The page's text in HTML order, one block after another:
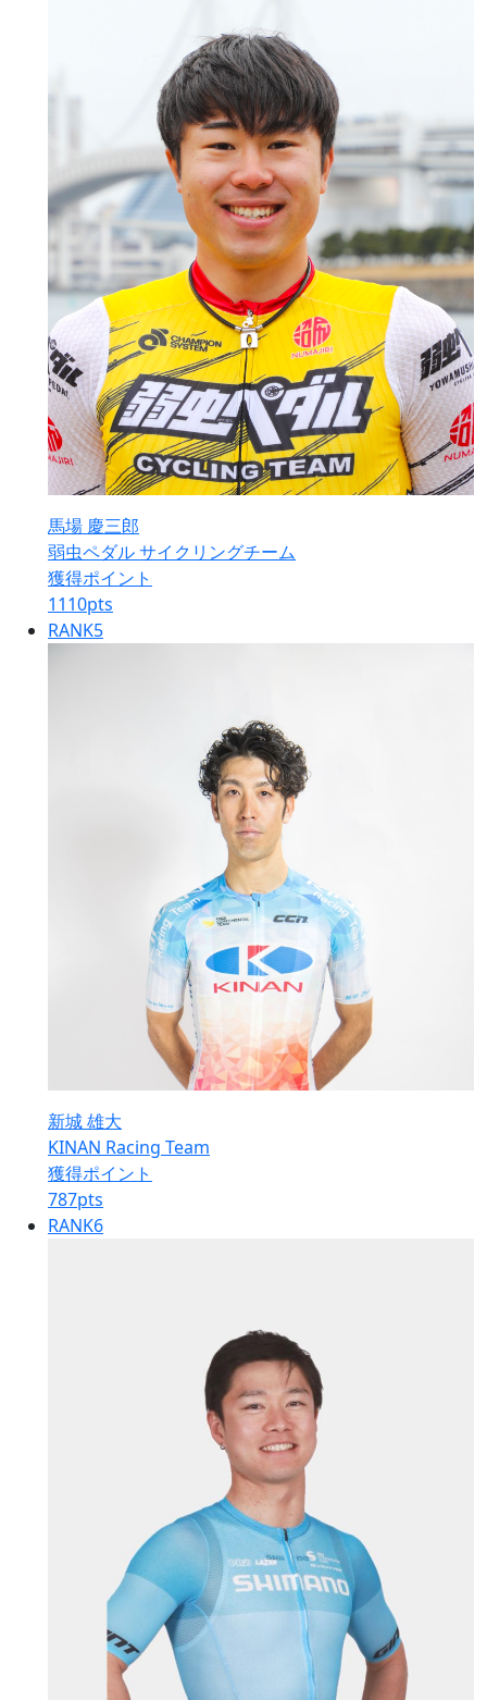
馬場 慶三郎
弱虫ペダル サイクリングチーム
獲得ポイント
1110pts
RANK5
新城 雄大
KINAN Racing Team
獲得ポイント
787pts
RANK6